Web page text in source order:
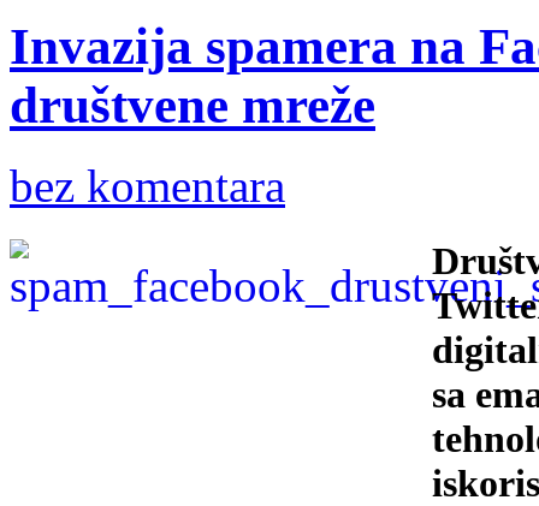
Invazija spamera na
društvene mreže
bez komentara
sa